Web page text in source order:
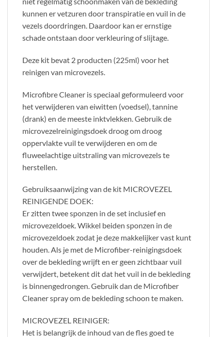
kunnen er vetzuren door transpiratie en vuil in de
vezels doordringen. Daardoor kan er ernstige
schade ontstaan door verkleuring of slijtage.
Deze kit bevat 2 producten (225ml) voor het
reinigen van microvezels.
Microfibre Cleaner is speciaal geformuleerd voor
het verwijderen van eiwitten (voedsel), tannine
(drank) en de meeste inktvlekken. Gebruik de
microvezelreinigingsdoek droog om droog
oppervlakte vuil te verwijderen en om de
fluweelachtige uitstraling van microvezels te
herstellen.
Gebruiksaanwijzing van de kit MICROVEZEL
REINIGENDE DOEK:
Er zitten twee sponzen in de set inclusief en
microvezeldoek. Wikkel beiden sponzen in de
microvezeldoek zodat je deze makkelijker vast kunt
houden. Als je met de Microfiber-reinigingsdoek
over de bekleding wrijft en er geen zichtbaar vuil
verwijdert, betekent dit dat het vuil in de bekleding
is binnengedrongen. Gebruik dan de Microfiber
Cleaner spray om de bekleding schoon te maken.
MICROVEZEL REINIGER:
Het is belangrijk de inhoud van de fles goed te